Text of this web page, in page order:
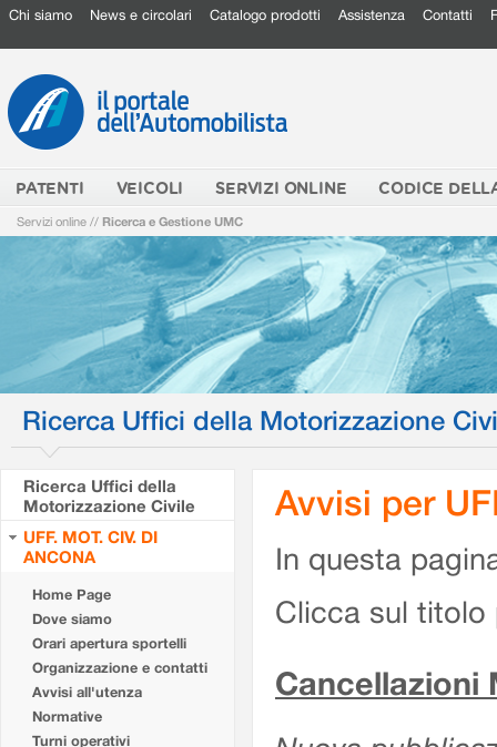
Chi siamo News e circolari Catalogo prodotti Assistenza Contatti
PATENTI VEICOLI SERVIZI ONLINE CODICE
Servizi online // Ricerca e Gestione UMC
Ricerca Uffici della Motorizzazione
Ricerca Uffici della
Motorizzazione Civile
UFF. MOT. CIV. DI
ANCONA
Home Page
Dove siamo
Orari apertura sportelli
Organizzazione e contatti
Avvisi all'utenza
Normative
Turni operativi
Avvisi per
In questa
Clicca sul titolo
Cancellazioni